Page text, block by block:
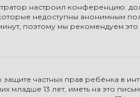
настроил конференцию:
недоступны анонимным
поэтому мы рекомендуем это
защите частных прав ребёнка в
13 лет, иметь на это